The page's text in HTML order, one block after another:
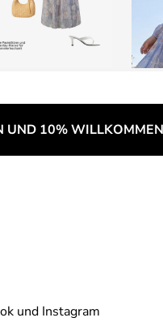
UND 10%
und Instagram